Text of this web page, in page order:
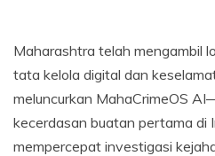
Maharashtra telah mengambil
tata kelola digital dan
meluncurkan MahaCrimeOS
kecerdasan buatan pertama di
mempercepat investigasi